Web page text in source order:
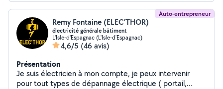
Auto-entrepreneur
Remy Fontaine (ELEC’THOR)
électricité générale bâtiment
L'Isle-d'Espagnac (L'Isle-d'Espagnac)
4,6/5 (46 avis)
Présentation
Je suis électricien à mon compte, je peux intervenir
pour tout types de dépannage électrique ( portail,